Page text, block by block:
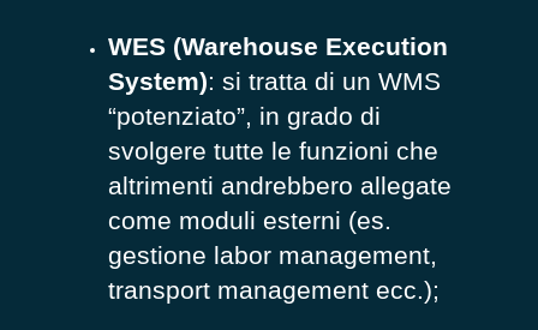
WES (Warehouse Execution
System): si tratta di un WMS
“potenziato”, in grado di
svolgere tutte le funzioni che
altrimenti andrebbero allegate
come moduli esterni (es.
gestione labor management,
transport management ecc.);